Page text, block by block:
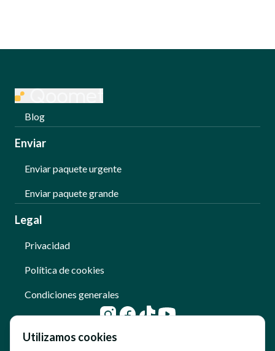
Blog
Enviar
Enviar paquete urgente
Enviar paquete grande
Legal
Privacidad
Política de cookies
Condiciones generales
Utilizamos cookies